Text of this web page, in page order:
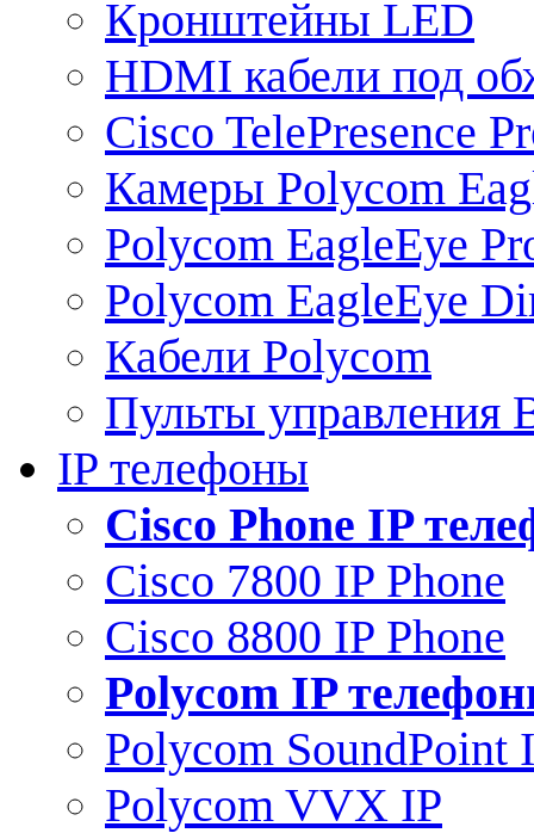
Кронштейны LED
HDMI кабели под
Cisco TelePresence
Камеры Polycom
Polycom EagleEye
Polycom EagleEye
Кабели Polycom
Пульты управления
IP телефоны
Сisco Phone IP
Cisco 7800 IP Phone
Cisco 8800 IP Phone
Polycom IP
Polycom SoundPoint
Polycom VVX IP